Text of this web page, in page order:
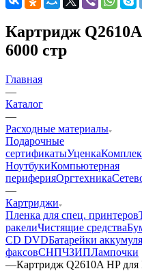
Картридж
6000 стр
Главная
—
Каталог
—
Расходные материалы
Подарочные
сертификатыУценка
НоутбукиКомпьютерная
периферияОргтехника
—
Картриджи
Пленка для спец. принтеров
ракелиЧистящие средства
CD DVDБатарейки
факсовСНПЧЗИПЛампочки
—Картридж Q2610A HP для